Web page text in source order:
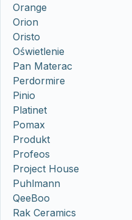
Orange
Orion
Oristo
Oświetlenie
Pan Materac
Perdormire
Pinio
Platinet
Pomax
Produkt
Profeos
Project House
Puhlmann
QeeBoo
Rak Ceramics